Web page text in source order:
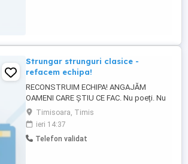
Strungar strunguri clasice -
refacem echipa!
RECONSTRUIM ECHIPA! ANGAJĂM
OAMENI CARE ȘTIU CE FAC. Nu poeți. Nu
influenceri. Nu merge și-așa . Căutăm: -
strungar strunguri clasice; Dacă știi
diferența dintre am experiență și am ținut
odată cheia în mână , deja pornim bine! Ce
Timisoara, Timis
ieri 14:37
Telefon validat